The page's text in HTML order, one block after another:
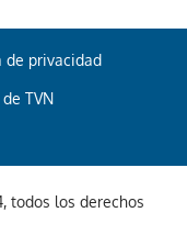
ACEPTAR
de privacidad
TVN
todos los derechos